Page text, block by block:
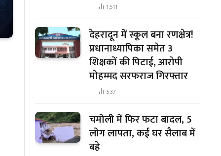
1,511
देहरादून में स्कूल बना रणक्षेत्र!
प्रधानाध्यापिका समेत 3
शिक्षकों की पिटाई, आरोपी
मोहम्मद सरफराज गिरफ्तार
537
चमोली में फिर फटा बादल, 5
लोग लापता, कई घर सैलाब में
बहे